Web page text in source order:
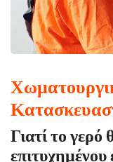
Γιατί το γερό
επιτυχημένου